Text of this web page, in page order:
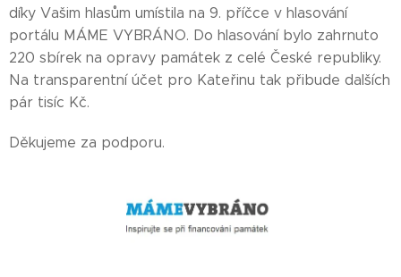
díky Vašim hlasům umístila na 9. příčce v hlasování
portálu MÁME VYBRÁNO. Do hlasování bylo zahrnuto
220 sbírek na opravy památek z celé České republiky.
Na transparentní účet pro Kateřinu tak přibude dalších
pár tisíc Kč.
Děkujeme za podporu.